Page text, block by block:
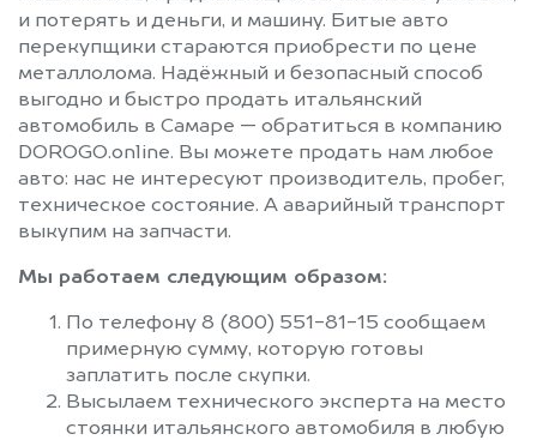
и потерять и деньги, и машину. Битые авто
перекупщики стараются приобрести по цене
металлолома. Надёжный и безопасный способ
выгодно и быстро продать итальянский
автомобиль в Самаре — обратиться в компанию
DOROGO.online. Вы можете продать нам любое
авто: нас не интересуют производитель, пробег,
техническое состояние. А аварийный транспорт
выкупим на запчасти.
Мы работаем следующим образом:
По телефону 8 (800) 551-81-15 сообщаем
примерную сумму, которую готовы
заплатить после скупки.
Высылаем технического эксперта на место
стоянки итальянского автомобиля в любую